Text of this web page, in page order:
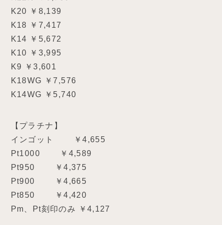
K20 ￥8,139
K18 ￥7,417
K14 ￥5,672
K10 ￥3,995
K9 ￥3,601
K18WG ￥7,576
K14WG ￥5,740
【プラチナ】
インゴット ￥4,655
Pt1000 ￥4,589
Pt950 ￥4,375
Pt900 ￥4,665
Pt850 ￥4,420
Pm、Pt刻印のみ ￥4,127